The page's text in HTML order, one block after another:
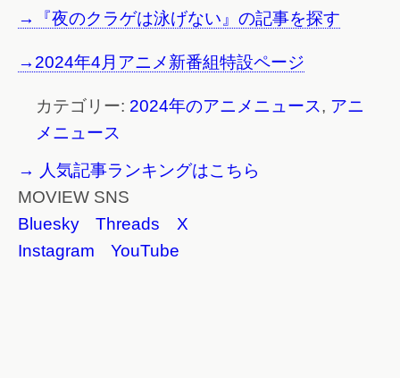
→『夜のクラゲは泳げない』の記事を探す
→2024年4月アニメ新番組特設ページ
カテゴリー: 2024年のアニメニュース, アニ
メニュース
→ 人気記事ランキングはこちら
MOVIEW SNS
Bluesky
Threads
X
Instagram
YouTube